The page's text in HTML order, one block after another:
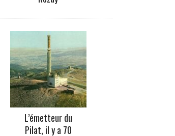
L’émetteur du
Pilat, il y a 70